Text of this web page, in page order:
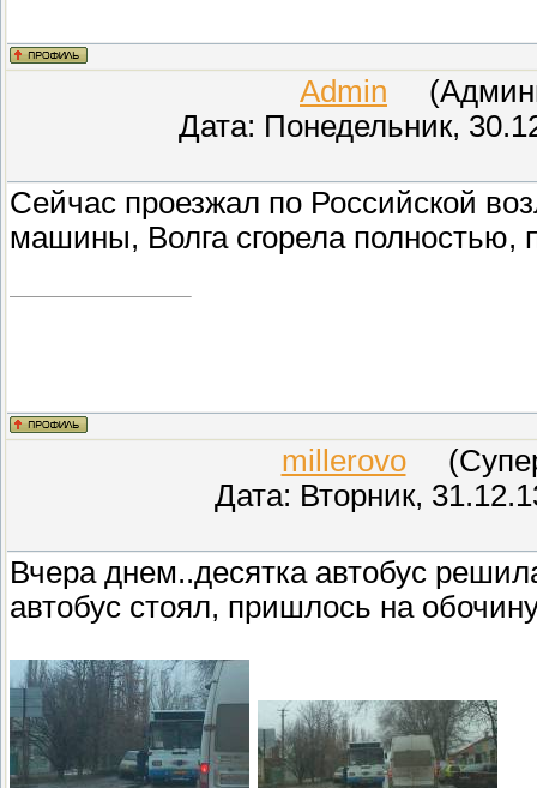
Admin
Дата: Понедельник,
Сейчас проезжал по Российской
машины, Волга сгорела полностью,
millerovo
Дата: Вторник,
Вчера днем..десятка автобус
автобус стоял, пришлось на